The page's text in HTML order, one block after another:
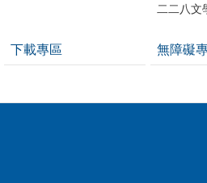
二二八文
下載專區 無障礙